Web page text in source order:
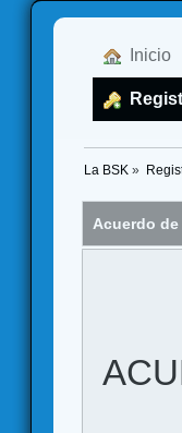
Inicio
La BSK »
Acuerdo